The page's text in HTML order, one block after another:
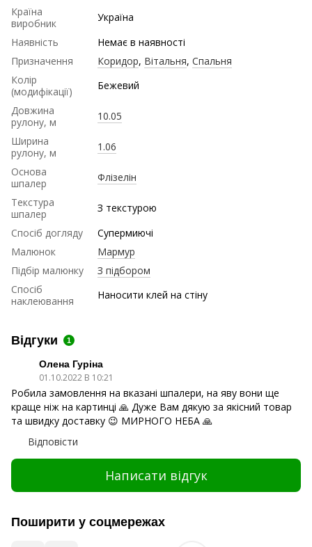
Країна
виробник
Україна
Наявність
Немає в наявності
Призначення
Коридор, Вітальня, Спальня
Колір
(модифікації)
Бежевий
Довжина
рулону, м
10.05
Ширина
рулону, м
1.06
Основа
шпалер
Флізелін
Текстура
шпалер
З текстурою
Спосіб догляду
Супермиючі
Малюнок
Мармур
Підбір малюнку
З підбором
Спосіб
наклеювання
Наносити клей на стіну
Відгуки 1
Олена Гуріна
01.10.2022 В 10:21
Робила замовлення на вказані шпалери, на яву вони ще
краще ніж на картинці 🙏 Дуже Вам дякую за якісний товар
та швидку доставку 😉 МИРНОГО НЕБА 🙏
Відповісти
Написати відгук
Поширити у соцмережах